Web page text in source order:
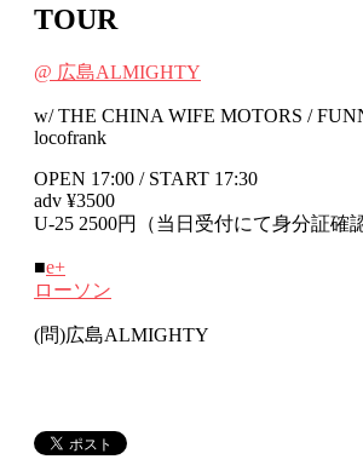
TOUR
@ 広島ALMIGHTY
w/ THE CHINA WIFE MOTORS /
locofrank
OPEN 17:00 / START 17:30
adv ¥3500
U-25 2500円（当日受付にて身分証確
■e+
ローソン
(問)広島ALMIGHTY